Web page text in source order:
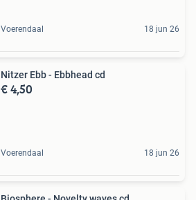
Voerendaal 18 jun 26
Nitzer Ebb - Ebbhead cd
€ 4,50
Voerendaal 18 jun 26